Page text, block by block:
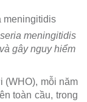
meningitidis
gây nguy hiểm
(WHO), mỗi năm
toàn cầu, trong